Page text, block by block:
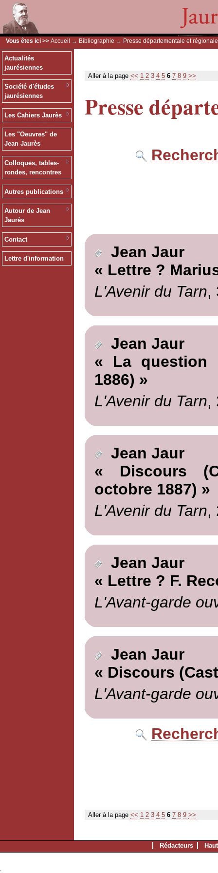
Vous êtes ici >> Accueil → Bibliographie → Presse départementale et régionale
Actualités
jaurésiennes
Société d'études
jaurésiennes
Les Cahiers Jaurès
Les "Oeuvres" de
Jean Jaurès
Colloques, tables-
rondes, rencontres
Autres publications
Autour de Jean
Jaurès
Contact
Lettre d'information
Aller à la page << 1 2 3 4 5 6 7 8 9 >>
Presse
Jean Jaur
« Lettre ?
L'Avenir du Tarn,
Jean Jaur
« La question
1886) »
L'Avenir du Tarn,
Jean Jaur
« Discours
octobre 1887) »
L'Avenir du Tarn,
Jean Jaur
« Lettre ? F.
L'Avant-garde
Jean Jaur
« Discours
L'Avant-garde
Aller à la page << 1 2 3 4 5 6 7 8 9 >>
Rédacteurs